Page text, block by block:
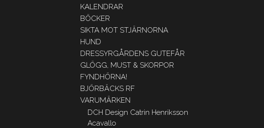
KALENDRAR
BÖCKER
SIKTA MOT STJÄRNORNA
HUND
DRESSYRGÅRDENS GUTEFÅR
GLÖGG, MUST & SKORPOR
FYNDHÖRNA!
BJÖRBÄCKS RF
VARUMÄRKEN
DCH Design Catrin Henriksson
Acavallo